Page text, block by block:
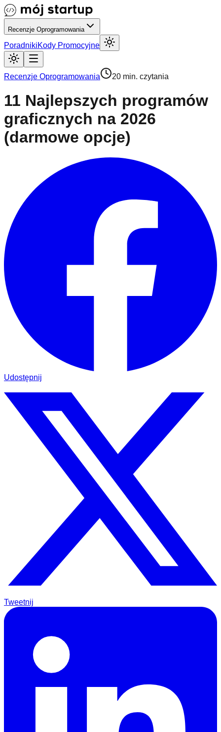
Recenzje Oprogramowania
PoradnikiKody Promocyjne
Recenzje Oprogramowania 20 min. czytania
11 Najlepszych programów
graficznych na 2026
(darmowe opcje)
Udostępnij
Tweetnij